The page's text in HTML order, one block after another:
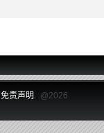
免责声明
@2026